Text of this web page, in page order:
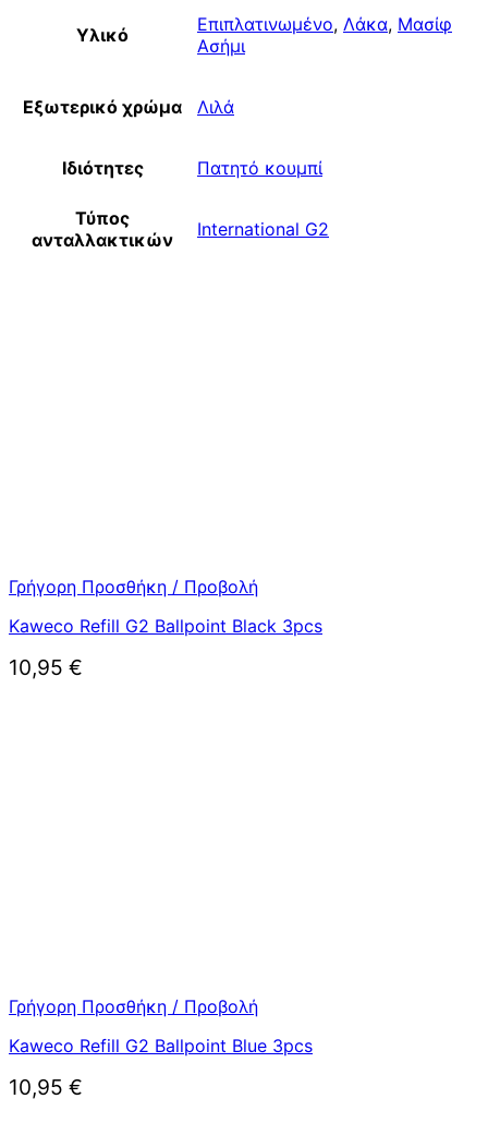
Υλικό Επιπλατινωμένο, Λάκα, Μασίφ
Ασήμι
Εξωτερικό χρώμα Λιλά
Ιδιότητες Πατητό κουμπί
Τύπος
ανταλλακτικών
International G2
Γρήγορη Προσθήκη / Προβολή
Kaweco Refill G2 Ballpoint Black 3pcs
10,95 €
Γρήγορη Προσθήκη / Προβολή
Kaweco Refill G2 Ballpoint Blue 3pcs
10,95 €